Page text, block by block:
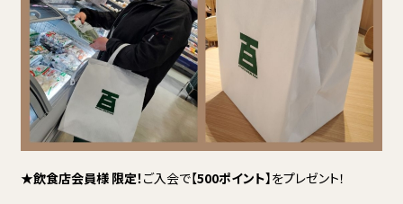
★飲食店会員様 限定！ご入会で【500ポイント】をプレゼント！